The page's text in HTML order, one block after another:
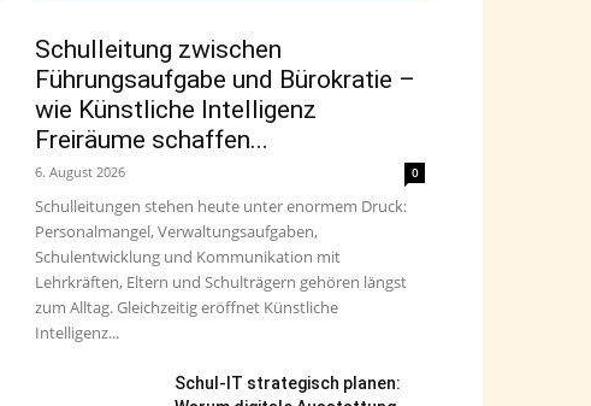
Schulleitung zwischen
Führungsaufgabe und Bürokratie –
wie Künstliche Intelligenz
Freiräume schaffen...
6. August 2026 0
Schulleitungen stehen heute unter enormem Druck:
Personalmangel, Verwaltungsaufgaben,
Schulentwicklung und Kommunikation mit
Lehrkräften, Eltern und Schulträgern gehören längst
zum Alltag. Gleichzeitig eröffnet Künstliche
Intelligenz...
Schul-IT strategisch planen: